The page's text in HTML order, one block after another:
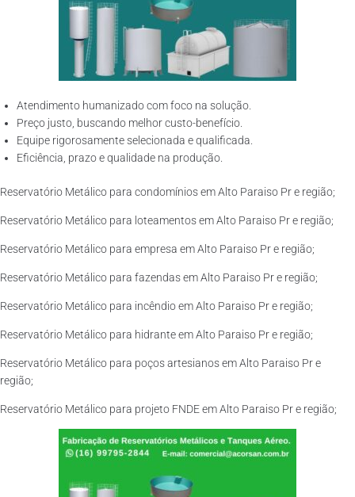
Atendimento humanizado com foco na solução.
Preço justo, buscando melhor custo-benefício.
Equipe rigorosamente selecionada e qualificada.
Eficiência, prazo e qualidade na produção.
Reservatório Metálico para condomínios em Alto Paraiso Pr e região;
Reservatório Metálico para loteamentos em Alto Paraiso Pr e região;
Reservatório Metálico para empresa em Alto Paraiso Pr e região;
Reservatório Metálico para fazendas em Alto Paraiso Pr e região;
Reservatório Metálico para incêndio em Alto Paraiso Pr e região;
Reservatório Metálico para hidrante em Alto Paraiso Pr e região;
Reservatório Metálico para poços artesianos em Alto Paraiso Pr e
região;
Reservatório Metálico para projeto FNDE em Alto Paraiso Pr e região;